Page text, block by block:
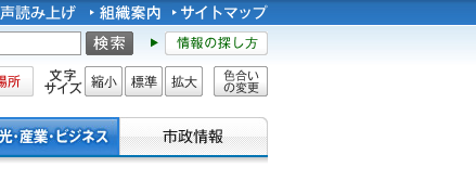
文字サイズ
縮小 標準 拡大
色合い